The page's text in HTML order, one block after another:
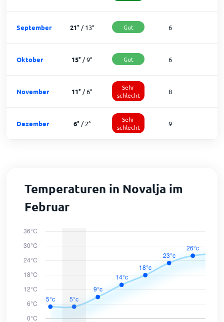
September 21°/13° Gut 6
Oktober 15° /9° Gut 6
November 11° /6°
Sehr
schlecht
8
Dezember 6°/2°
Sehr
schlecht
9
Temperaturen in Novalja im
Februar